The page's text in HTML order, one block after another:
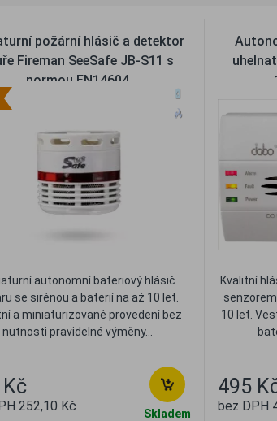
požární hlásič a detektor
Fireman SeeSafe JB-S11 s
normou EN14604
autonomní bateriový hlásič
se sirénou a baterií na až 10 let.
a miniaturizované provedení bez
nutnosti pravidelné výměny...
252,10 Kč Skladem
Kvalitní
10 let.
495
bez DPH